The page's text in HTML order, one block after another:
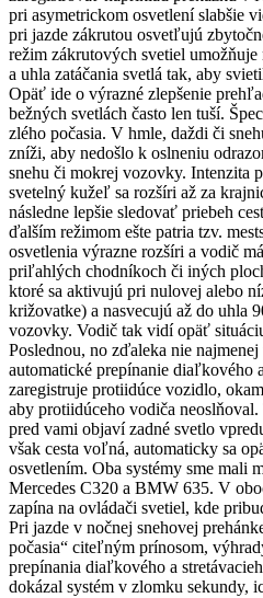
pri asymetrickom osvetlení slabšie
pri jazde zákrutou osvetľujú
režim zákrutových svetiel
a uhla zatáčania svetlá tak, aby
Opäť ide o výrazné zlepšenie
bežných svetlách často len tuší.
zlého počasia. V hmle, daždi či
zníži, aby nedošlo k oslneniu
snehu či mokrej vozovky. Intenzita
svetelný kužeľ sa rozšíri až za
následne lepšie sledovať priebeh
ďalším režimom ešte patria tzv.
osvetlenia výrazne rozšíri a vodič
priľahlých chodníkoch či iných
ktoré sa aktivujú pri nulovej alebo
križovatke) a nasvecujú až do uhla
vozovky. Vodič tak vidí opäť
Poslednou, no zďaleka nie
automatické prepínanie diaľkového
zaregistruje protiidúce vozidlo,
aby protiidúceho vodiča neoslňoval.
pred vami objaví zadné svetlo
však cesta voľná, automaticky sa
osvetlením. Oba systémy sme mali
Mercedes C320 a BMW 635. V
zapína na ovládači svetiel, kde
Pri jazde v nočnej snehovej
počasia“ citeľným prínosom,
prepínania diaľkového a
dokázal systém v zlomku sekundy,